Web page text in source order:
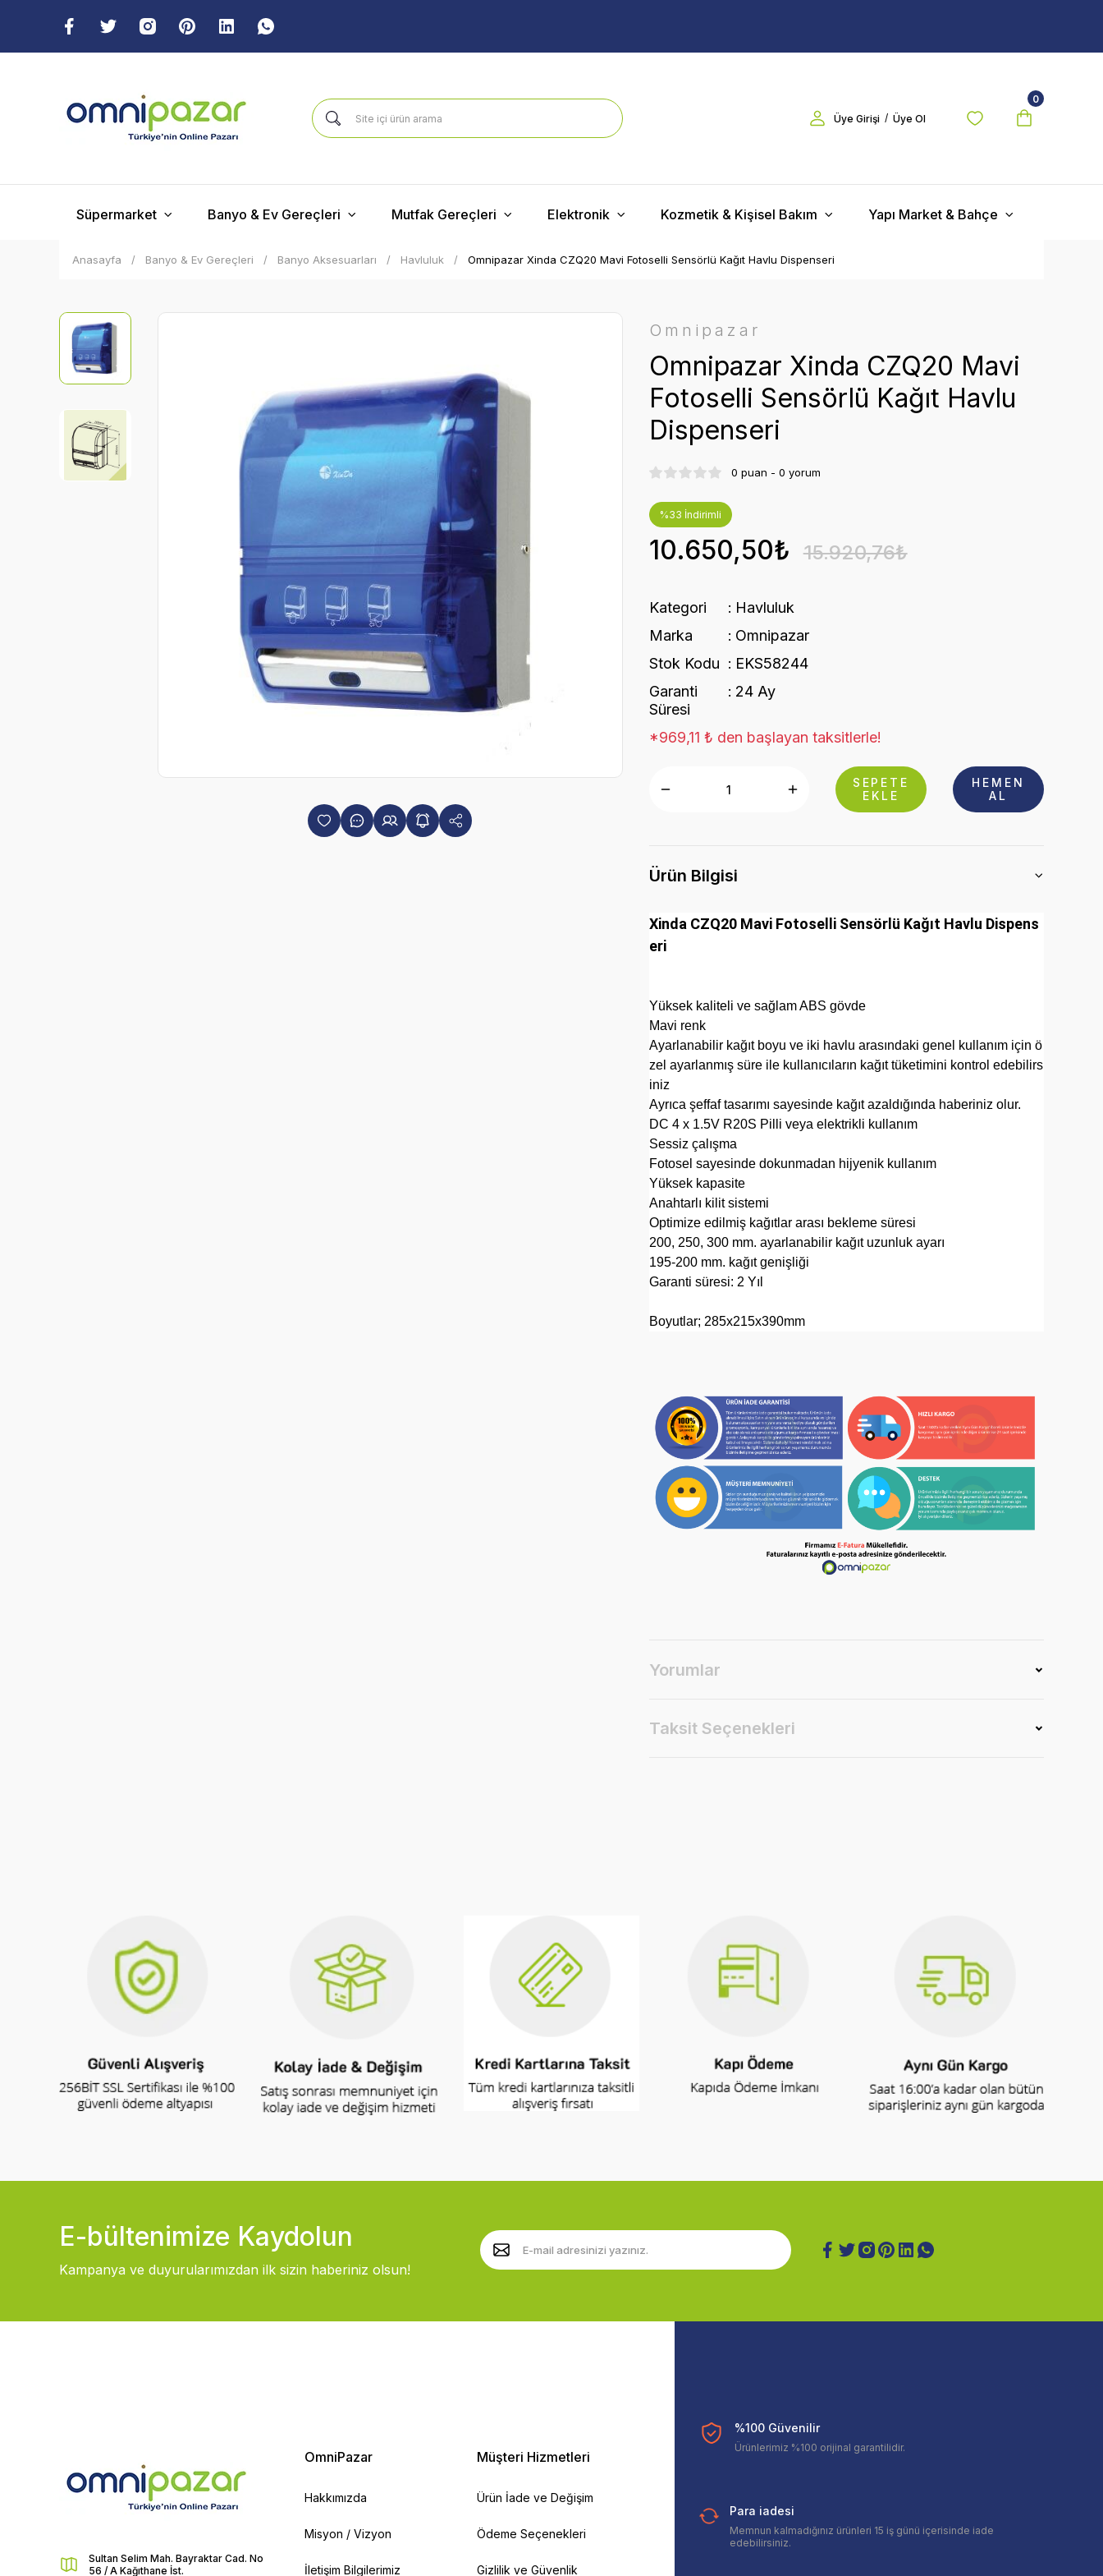
Üye Girişi / Üye Ol
0
Süpermarket Banyo & Ev Gereçleri Mutfak Gereçleri Elektronik Kozmetik & Kişisel Bakım Yapı Market & Bahçe
Anasayfa Banyo & Ev Gereçleri Banyo Aksesuarları Havluluk Omnipazar Xinda CZQ20 Mavi Fotoselli Sensörlü Kağıt Havlu Dispenseri
Omnipazar
Omnipazar Xinda CZQ20 Mavi
Fotoselli Sensörlü Kağıt Havlu
Dispenseri
0 puan - 0 yorum
%33 İndirimli
10.650,50₺ 15.920,76₺
Kategori
Havluluk
Marka
Omnipazar
Stok Kodu
EKS58244
Garanti
Süresi
24 Ay
*969,11 ₺ den başlayan taksitlerle!
SEPETE
EKLE
HEMEN
AL
Ürün Bilgisi
Xinda CZQ20 Mavi Fotoselli Sensörlü Kağıt Havlu Dispens
eri
Yüksek kaliteli ve sağlam ABS gövde
Mavi renk
Ayarlanabilir kağıt boyu ve iki havlu arasındaki genel kullanım için ö
zel ayarlanmış süre ile kullanıcıların kağıt tüketimini kontrol edebilirs
iniz
Ayrıca şeffaf tasarımı sayesinde kağıt azaldığında haberiniz olur.
DC 4 x 1.5V R20S Pilli veya elektrikli kullanım
Sessiz çalışma
Fotosel sayesinde dokunmadan hijyenik kullanım
Yüksek kapasite
Anahtarlı kilit sistemi
Optimize edilmiş kağıtlar arası bekleme süresi
200, 250, 300 mm. ayarlanabilir kağıt uzunluk ayarı
195-200 mm. kağıt genişliği
Garanti süresi: 2 Yıl
Boyutlar; 285x215x390mm
Yorumlar
Taksit Seçenekleri
E-bültenimize Kaydolun
Kampanya ve duyurularımızdan ilk sizin haberiniz olsun!
Sultan Selim Mah. Bayraktar Cad. No
56 / A Kağıthane İst.
OmniPazar
Hakkımızda
Misyon / Vizyon
İletişim Bilgilerimiz
Müşteri Hizmetleri
Ürün İade ve Değişim
Ödeme Seçenekleri
Gizlilik ve Güvenlik
%100 Güvenilir
Ürünlerimiz %100 orijinal garantilidir.
Para iadesi
Memnun kalmadığınız ürünleri 15 iş günü içerisinde iade
edebilirsiniz.